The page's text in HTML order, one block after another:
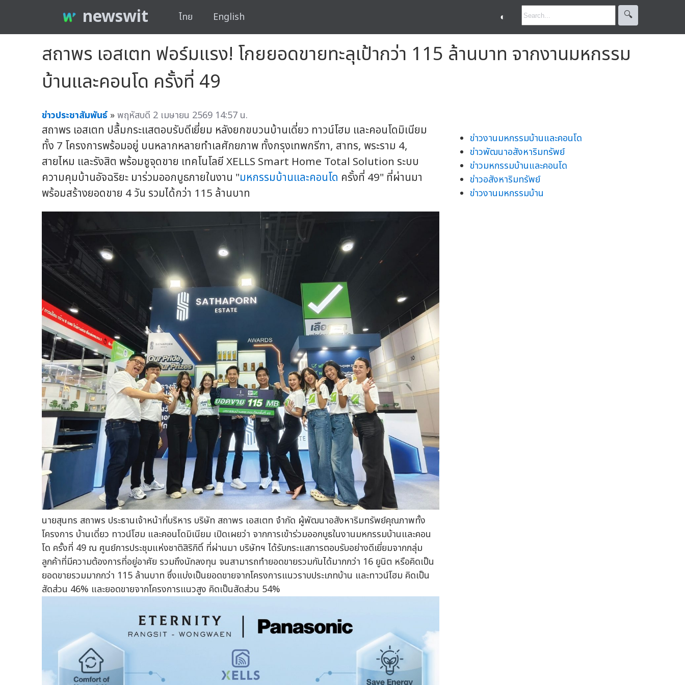
newswit ไทย English ◐ 🔍︎
สถาพร เอสเตท ฟอร์มแรง! โกยยอดขายทะลุเป้ากว่า 115 ล้านบาท จากงานมหกรรม
บ้านและคอนโด ครั้งที่ 49
ข่าวประชาสัมพันธ์ »พฤหัสบดี 2 เมษายน 2569 14:57 น.
สถาพร เอสเตท ปลื้มกระแสตอบรับดีเยี่ยม หลังยกขบวนบ้านเดี่ยว ทาวน์โฮม และคอนโดมิเนียม
ทั้ง 7 โครงการพร้อมอยู่ บนหลากหลายทำเลศักยภาพ ทั้งกรุงเทพกรีฑา, สาทร, พระราม 4,
สายไหม และรังสิต พร้อมชูจุดขาย เทคโนโลยี XELLS Smart Home Total Solution ระบบ
ความคุมบ้านอัจฉริยะ มาร่วมออกบูธภายในงาน "มหกรรมบ้านและคอนโด ครั้งที่ 49" ที่ผ่านมา
พร้อมสร้างยอดขาย 4 วัน รวมได้กว่า 115 ล้านบาท
นายสุนทร สถาพร ประธานเจ้าหน้าที่บริหาร บริษัท สถาพร เอสเตท จำกัด ผู้พัฒนาอสังหาริมทรัพย์คุณภาพทั้ง
โครงการ บ้านเดี่ยว ทาวน์โฮม และคอนโดมิเนียม เปิดเผยว่า จากการเข้าร่วมออกบูธในงานมหกรรมบ้านและคอน
โด ครั้งที่ 49 ณ ศูนย์การประชุมแห่งชาติสิริกิติ์ ที่ผ่านมา บริษัทฯ ได้รับกระแสการตอบรับอย่างดีเยี่ยมจากกลุ่ม
ลูกค้าที่มีความต้องการที่อยู่อาศัย รวมถึงนักลงทุน จนสามารถทำยอดขายรวมกันได้มากกว่า 16 ยูนิต หรือคิดเป็น
ยอดขายรวมมากกว่า 115 ล้านบาท ซึ่งแบ่งเป็นยอดขายจากโครงการแนวราบประเภทบ้าน และทาวน์โฮม คิดเป็น
สัดส่วน 46% และยอดขายจากโครงการแนวสูง คิดเป็นสัดส่วน 54%
ข่าวงานมหกรรมบ้านและคอนโด
ข่าวพัฒนาอสังหาริมทรัพย์
ข่าวมหกรรมบ้านและคอนโด
ข่าวอสังหาริมทรัพย์
ข่าวงานมหกรรมบ้าน